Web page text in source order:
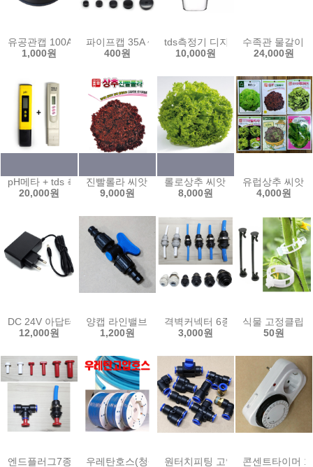
유공관캡 100A 통기관 캡 수목 숨틀 파이프 뚜껑 배수구 덮개
1,000원
파이프캡 35A ~ 200A pvc 원형 마감 앤드 캡 배관
400원
tds측정기 디지털 우리집 수질측
10,000원
수족관 물갈이
24,000원
pH메타 + tds 측정기 휴대용 수질 산도 pH 측정기 테스터기 EC 수족
20,000원
진빨롤라 씨앗 6000립 유럽 상추 쌈채소 샐러드 씨앗
9,000원
롤로상추 씨앗 6000립 유럽상추
8,000원
유럽상추 씨앗
4,000원
DC 24V 아답터 1A 벽걸이형 어댑터 1000mA adapter (smps)
12,000원
양캡 라인밸브 13mm 점적호스 점적 테이프 LD연질
1,200원
격벽커넥터 6종 벌크헤드 커넥터
3,000원
식물 고정클립
50원
엔드플러그7종/피팅마개 원터치피팅마개 정수기피팅마개
우레탄호스(청색)/우레탄고압호스(투명)/에어호스/
원터치피팅 고압 공압밸브 우레
콘센트타이머